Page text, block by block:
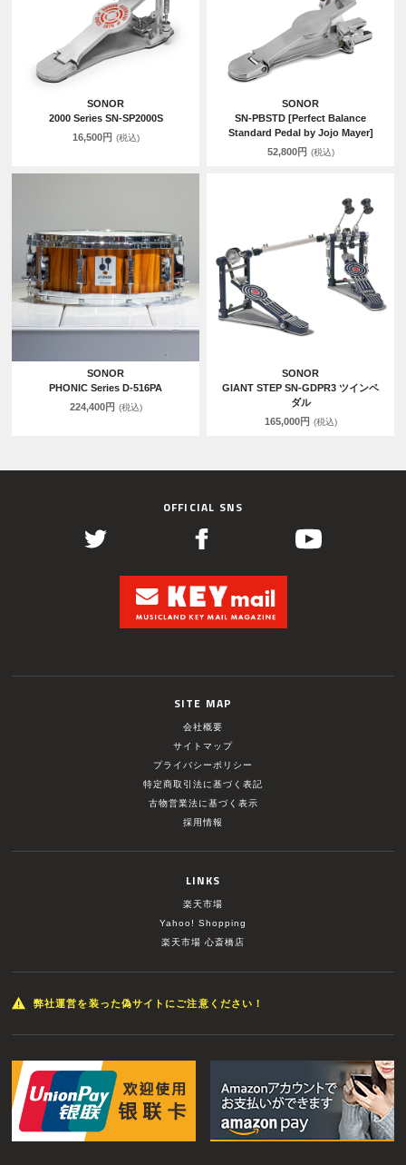
SONOR
2000 Series SN-SP2000S
16,500円 (税込)
SONOR
SN-PBSTD [Perfect Balance
Standard Pedal by Jojo Mayer]
52,800円 (税込)
SONOR
PHONIC Series D-516PA
224,400円 (税込)
SONOR
GIANT STEP SN-GDPR3 ツインペ
ダル
165,000円 (税込)
OFFICIAL SNS
SITE MAP
会社概要
サイトマップ
プライバシーポリシー
特定商取引法に基づく表記
古物営業法に基づく表示
採用情報
LINKS
楽天市場
Yahoo! Shopping
楽天市場 心斎橋店
弊社運営を装った偽サイトにご注意ください！